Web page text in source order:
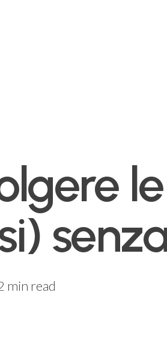
min read